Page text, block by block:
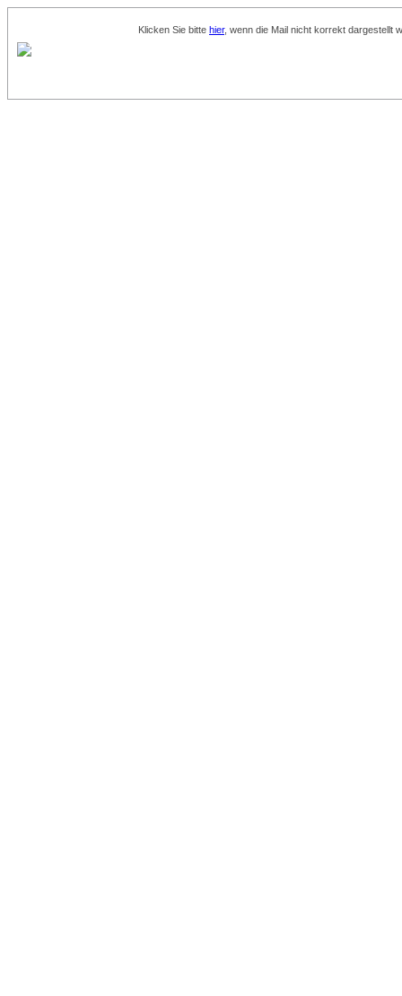
Klicken Sie bitte hier, wenn die Mail nicht korrekt dargestellt
TEST SHEET